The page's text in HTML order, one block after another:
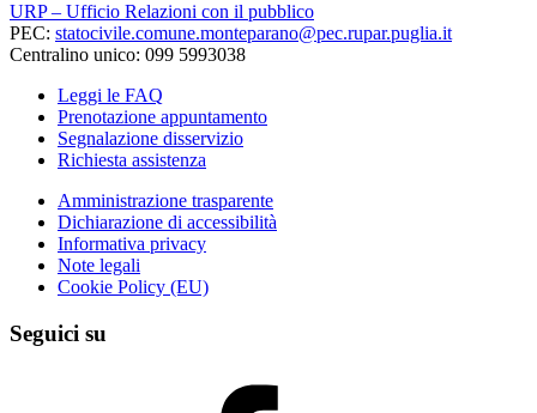
URP – Ufficio Relazioni con il pubblico
PEC: statocivile.comune.monteparano@pec.rupar.puglia.it
Centralino unico: 099 5993038
Leggi le FAQ
Prenotazione appuntamento
Segnalazione disservizio
Richiesta assistenza
Amministrazione trasparente
Dichiarazione di accessibilità
Informativa privacy
Note legali
Cookie Policy (EU)
Seguici su